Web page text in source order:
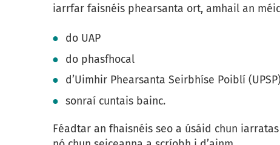
iarrfar faisnéis phearsanta ort, amhail an
do UAP
do phasfhocal
d’Uimhir Phearsanta Seirbhíse Poiblí (UPSP)
sonraí cuntais bainc.
Féadtar an fhaisnéis seo a úsáid chun